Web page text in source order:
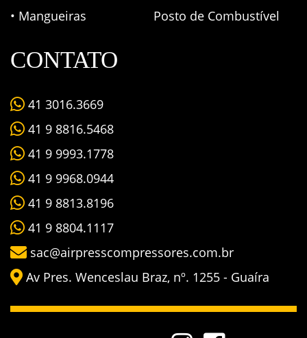
• Mangueiras
Posto de Combustível
CONTATO
41 3016.3669
41 9 8816.5468
41 9 9993.1778
41 9 9968.0944
41 9 8813.8196
41 9 8804.1117
sac@airpresscompressores.com.br
Av Pres. Wenceslau Braz, nº. 1255 - Guaíra